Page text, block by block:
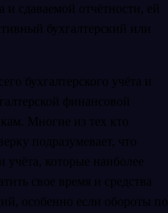
и сдаваемой отчётности, ей
бухгалтерский или
бухгалтерского учёта и
финансовой
Многие из тех кто
подразумевает, что
учёта, которые наиболее
свое время и средства
особенно если обороты по